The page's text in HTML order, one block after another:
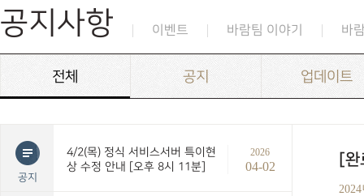
공지사항 이벤트 바람팀 이야기 바
전체 공지 업데이트
공지
4/2(목) 정식 서비스서버 특이현
상 수정 안내 [오후 8시 11분]
2026
04-02 [